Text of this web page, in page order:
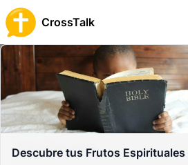
CrossTalk
Descubre tus Frutos Espirituales
Inicio
Archivo de Preguntas
Antiguo Testamento
Profetas Menores
Nahum
Nahum